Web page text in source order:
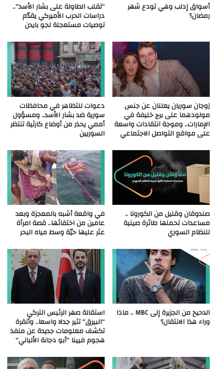
أسواق إدلب وهي تودع شهر
رمضان؟
“تقلب الطاولة على بشار الأسد”..
دراسات الحرب الأميركي يقدّم
توصيات مستعجلة لجو بايدن
زوجان سوريان يعلنان عن جنس
مولودهما على برج خليفة في
الإمارات.. وموجة انتقادات واسعة
على مواقع التواصل الاجتماعي
دعوات للتظاهر في محافظات
سورية ضد بشار الأسد.. ومسؤول
أممي يحذر من أوضاع كارثية تنتظر
السوريين
صندوقان وقليل من الكورونا ..
مساعدات تحملها طائرة صينية
للنظام السوري
في واقعة أشبه بالمعجزة وبعد
عامين من اختفائها.. قصة امرأة
عثر عليها حيّة وسط مياه البحر
الدحيح من الجزيرة إلى MBC .. ماذا
وراء هذا الانتقال؟
استقالة صهر الرئيس التركي
“البيرق” تثير جدلا واسعا.. وأنقرة
تكشف معلومات جديدة عن منفذ
هجوم فيينا “أبو دجانة الألباني”